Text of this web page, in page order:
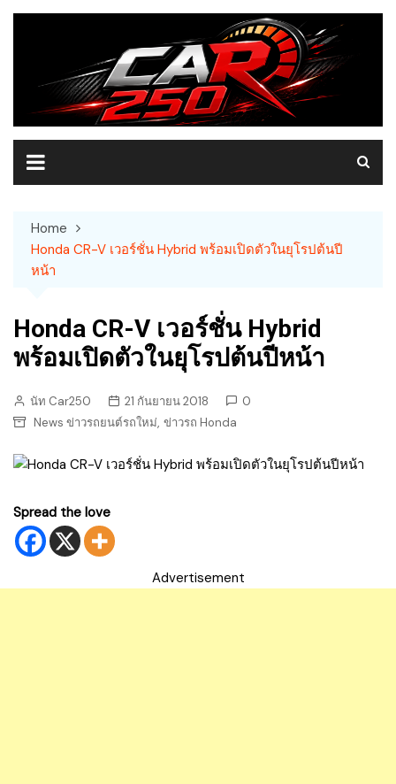
Skip
Home
Honda CR-V เวอร์ชั่น Hybrid พร้อมเปิดตัวในยุโรปต้นปี
หน้า
Honda CR-V เวอร์ชั่น Hybrid
พร้อมเปิดตัวในยุโรปต้นปีหน้า
นัท Car250 21 กันยายน 2018
0
News ข่าวรถยนต์รถใหม่, ข่าวรถ Honda
Spread the love
Advertisement